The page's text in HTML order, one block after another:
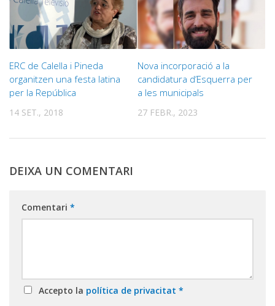
ERC de Calella i Pineda
organitzen una festa latina
per la República
14 SET., 2018
Nova incorporació a la
candidatura d’Esquerra per
a les municipals
27 FEBR., 2023
DEIXA UN COMENTARI
Comentari *
Accepto la política de privacitat *